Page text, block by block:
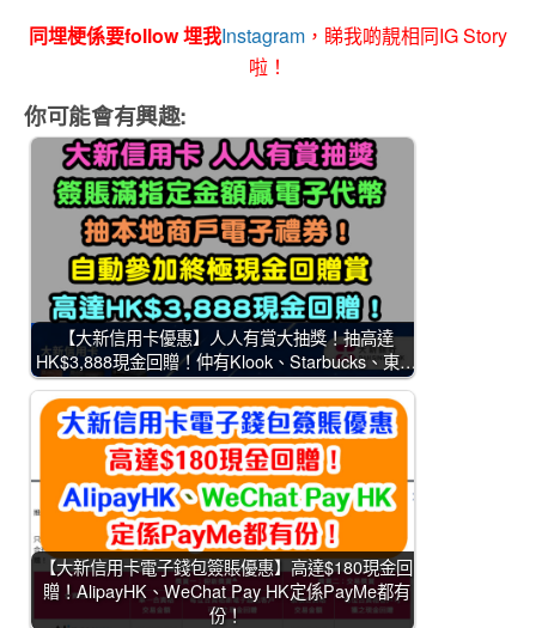
同埋梗係要follow 埋我Instagram ，睇我啲靚相同IG Story
啦！
你可能會有興趣:
【大新信用卡優惠】人人有賞大抽獎！抽高達
HK$3,888現金回贈！仲有Klook、Starbucks、東…
【大新信用卡電子錢包簽賬優惠】高達$180現金回
贈！AlipayHK、WeChat Pay HK定係PayMe都有
份！